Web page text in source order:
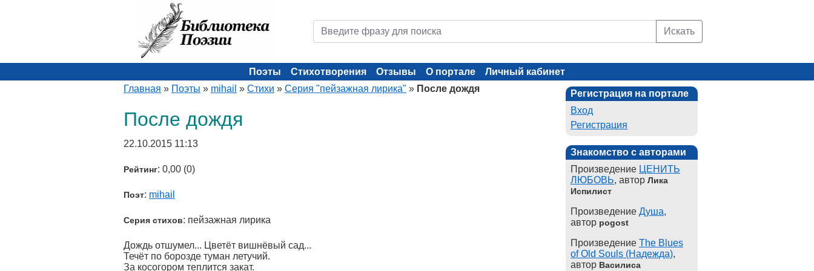
Искать
Поэты Стихотворения Отзывы О портале
Личный кабинет
Главная » Поэты » mihail » Стихи » Серия "пейзажная лирика" » После дождя
После дождя
22.10.2015 11:13
Рейтинг: 0,00 (0)
Поэт: mihail
Серия стихов: пейзажная лирика
Дождь отшумел... Цветёт вишнёвый сад...
Течёт по борозде туман летучий.
За косогором теплится закат.
Регистрация на портале
Вход
Регистрация
Знакомство с авторами
Произведение ЦЕНИТЬ
ЛЮБОВЬ, автор Лика
Испилист
Произведение Душа,
автор pogost
Произведение The Blues
of Old Souls (Надежда),
автор Василиса